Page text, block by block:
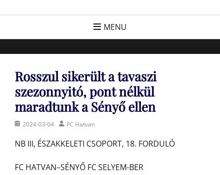
FC Hatvan
Egyesület a hatvani labdarúgásért, sportért!
MENU
Rosszul sikerült a tavaszi
szezonnyitó, pont nélkül
maradtunk a Sényő ellen
Posted2024-03-04 AuthorFC Hatvan
NB III, ÉSZAKKELETI CSOPORT, 18. FORDULÓ
FC HATVAN–SÉNYŐ FC SELYEM-BER